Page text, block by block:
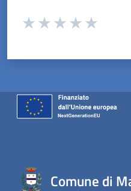
Valuta da 1 a 5 stelle la
Comune di